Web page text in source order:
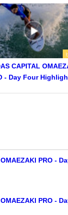
CAPITAL
- Day Four
PRO -
PRO -